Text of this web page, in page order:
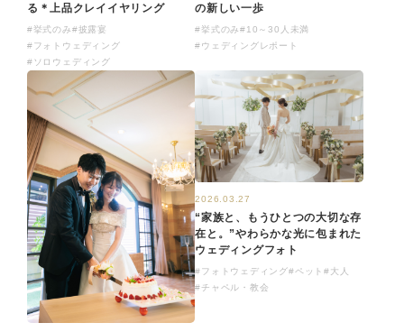
る＊上品クレイイヤリング
#挙式のみ#披露宴
#フォトウェディング
#ソロウェディング
の新しい一歩
#挙式のみ#10～30人未満
#ウェディングレポート
2026.03.27
“家族と、もうひとつの大切な存
在と。”やわらかな光に包まれた
ウェディングフォト
#フォトウェディング#ペット#大人
#チャペル・教会